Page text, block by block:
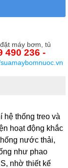
máy bơm, tủ
490 236 -
hệ thống treo và
hoạt động khắc
nước thải,
như phao
nhờ thiết kế